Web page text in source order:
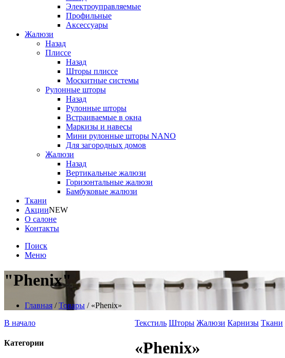
Электроуправляемые
Профильные
Аксессуары
Жалюзи
Назад
Плиссе
Назад
Шторы плиссе
Москитные системы
Рулонные шторы
Назад
Рулонные шторы
Встраиваемые в окна
Маркизы и навесы
Мини рулонные шторы NANO
Для загородных домов
Жалюзи
Назад
Вертикальные жалюзи
Горизонтальные жалюзи
Бамбуковые жалюзи
Ткани
АкцииNEW
О салоне
Контакты
Поиск
Меню
"Phenix"
Главная /Товары / «Phenix»
В начало
Категории
Текстиль Шторы Жалюзи Карнизы Ткани
«Phenix»